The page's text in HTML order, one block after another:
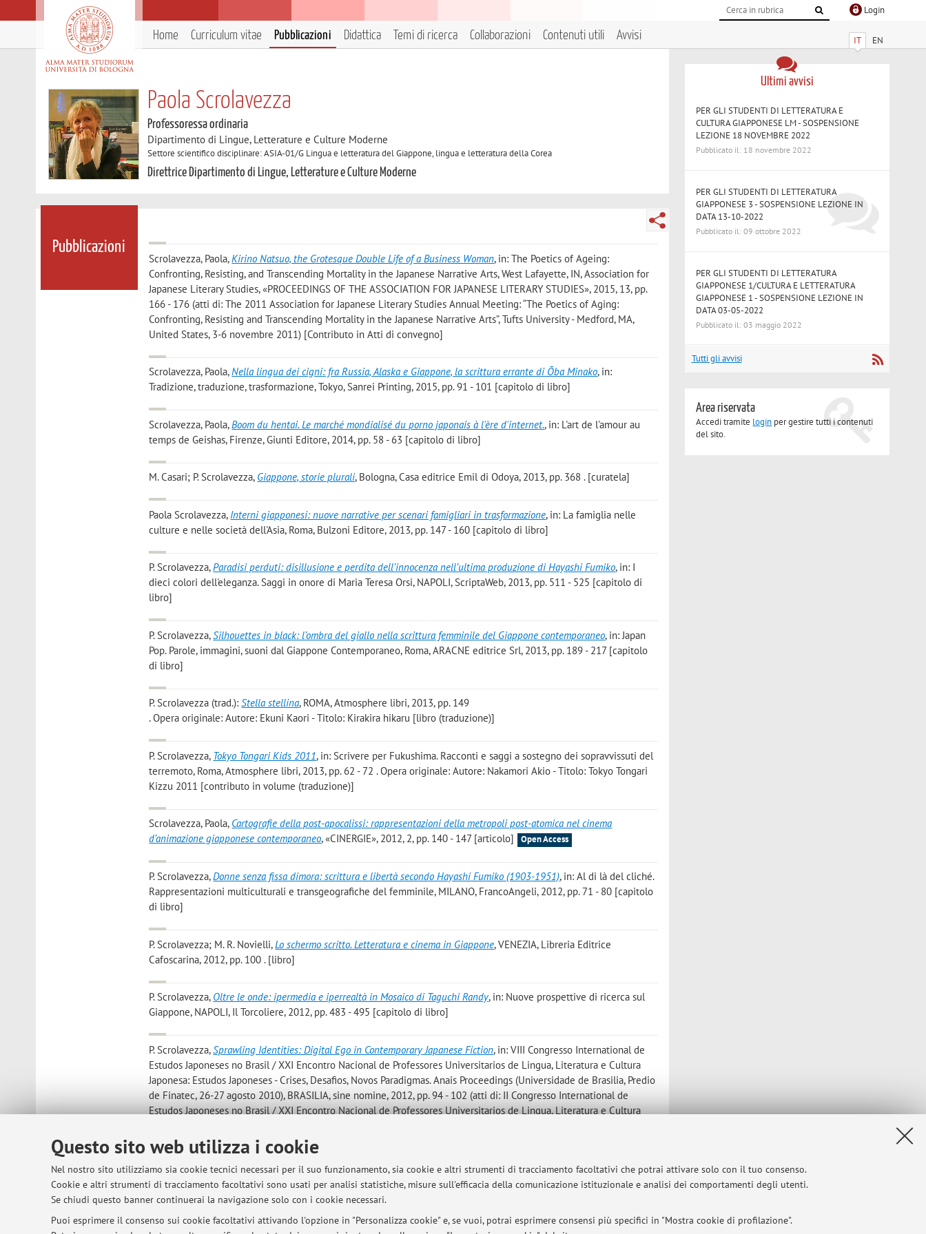
Questo sito web utilizza i cookie
Nel nostro sito utilizziamo sia cookie tecnici necessari per il suo funzionamento, sia cookie e altri strumenti di tracciamento facoltativi che potrai attivare solo con il tuo consenso.
Cookie e altri strumenti di tracciamento facoltativi sono usati per analisi statistiche, misure sull'efficacia della comunicazione istituzionale e analisi dei comportamenti degli utenti.
Se chiudi questo banner continuerai la navigazione solo con i cookie necessari.
Puoi esprimere il consenso sui cookie facoltativi attivando l'opzione in "Personalizza cookie" e, se vuoi, potrai esprimere consensi più specifici in "Mostra cookie di profilazione".
Login
IT EN
Home Curriculum vitae Pubblicazioni Didattica Temi di ricerca Collaborazioni Contenuti utili Avvisi
Paola Scrolavezza
Professoressa ordinaria
Dipartimento di Lingue, Letterature e Culture Moderne
Settore scientifico disciplinare: ASIA-01/G Lingua e letteratura del Giappone, lingua e letteratura della Corea
Direttrice Dipartimento di Lingue, Letterature e Culture Moderne
Pubblicazioni
Scrolavezza, Paola,Kirino Natsuo, the Grotesque Double Life of a Business Woman, in: The Poetics of Ageing:
Confronting, Resisting, and Transcending Mortality in the Japanese Narrative Arts, West Lafayette, IN, Association for
Japanese Literary Studies, «PROCEEDINGS OF THE ASSOCIATION FOR JAPANESE LITERARY STUDIES», 2015, 13, pp.
166 - 176 (atti di: The 2011 Association for Japanese Literary Studies Annual Meeting: “The Poetics of Aging:
Confronting, Resisting and Transcending Mortality in the Japanese Narrative Arts”, Tufts University - Medford, MA,
United States, 3-6 novembre 2011) [Contributo in Atti di convegno]
Scrolavezza, Paola,Nella lingua dei cigni: fra Russia, Alaska e Giappone, la scrittura errante di Ōba Minako, in:
Tradizione, traduzione, trasformazione, Tokyo, Sanrei Printing, 2015, pp. 91 - 101 [capitolo di libro]
Scrolavezza, Paola,Boom du hentai. Le marché mondialisé du porno japonais à l'ère d'internet., in: L'art de l'amour au
temps de Geishas, Firenze, Giunti Editore, 2014, pp. 58 - 63 [capitolo di libro]
M. Casari; P. Scrolavezza, Giappone, storie plurali, Bologna, Casa editrice Emil di Odoya, 2013, pp. 368 . [curatela]
Paola Scrolavezza, Interni giapponesi: nuove narrative per scenari famigliari in trasformazione, in: La famiglia nelle
culture e nelle società dell'Asia, Roma, Bulzoni Editore, 2013, pp. 147 - 160 [capitolo di libro]
P. Scrolavezza,Paradisi perduti: disillusione e perdita dell’innocenza nell’ultima produzione di Hayashi Fumiko, in: I
dieci colori dell'eleganza. Saggi in onore di Maria Teresa Orsi, NAPOLI, ScriptaWeb, 2013, pp. 511 - 525 [capitolo di
libro]
P. Scrolavezza,Silhouettes in black: l’ombra del giallo nella scrittura femminile del Giappone contemporaneo, in: Japan
Pop. Parole, immagini, suoni dal Giappone Contemporaneo, Roma, ARACNE editrice Srl, 2013, pp. 189 - 217 [capitolo
di libro]
P. Scrolavezza (trad.):Stella stellina, ROMA, Atmosphere libri, 2013, pp. 149
. Opera originale: Autore: Ekuni Kaori - Titolo: Kirakira hikaru [libro (traduzione)]
P. Scrolavezza, Tokyo Tongari Kids 2011, in: Scrivere per Fukushima. Racconti e saggi a sostegno dei sopravvissuti del
terremoto, Roma, Atmosphere libri, 2013, pp. 62 - 72 . Opera originale: Autore: Nakamori Akio - Titolo: Tokyo Tongari
Kizzu 2011 [contributo in volume (traduzione)]
Scrolavezza, Paola, Cartografie della post-apocalissi: rappresentazioni della metropoli post-atomica nel cinema
d’animazione giapponese contemporaneo, «CINERGIE», 2012, 2, pp. 140 - 147 [articolo] Open Access
P. Scrolavezza,Donne senza fissa dimora: scrittura e libertà secondo Hayashi Fumiko (1903-1951), in: Al di là del cliché.
Rappresentazioni multiculturali e transgeografiche del femminile, MILANO, FrancoAngeli, 2012, pp. 71 - 80 [capitolo
di libro]
P. Scrolavezza; M. R. Novielli,Lo schermo scritto. Letteratura e cinema in Giappone, VENEZIA, Libreria Editrice
Cafoscarina, 2012, pp. 100 . [libro]
P. Scrolavezza, Oltre le onde: ipermedia e iperrealtà in Mosaico di Taguchi Randy, in: Nuove prospettive di ricerca sul
Giappone, NAPOLI, Il Torcoliere, 2012, pp. 483 - 495 [capitolo di libro]
P. Scrolavezza,Sprawling Identities: Digital Ego in Contemporary Japanese Fiction, in: VIII Congresso International de
Estudos Japoneses no Brasil / XXI Encontro Nacional de Professores Universitarios de Lingua, Literatura e Cultura
Japonesa: Estudos Japoneses - Crises, Desafios, Novos Paradigmas. Anais Proceedings (Universidade de Brasilia, Predio
de Finatec, 26-27 agosto 2010), BRASILIA, sine nomine, 2012, pp. 94 - 102 (atti di: II Congresso International de
Estudos Japoneses no Brasil / XXI Encontro Nacional de Professores Universitarios de Lingua, Literatura e Cultura
Brasilia, Predio de Finatec, 26-27 agosto 2010) [Contributo in Atti di convegno]
P. Scrolavezza (trad.): Hayashi Fumiko, Lampi
, VENEZIA, Marsilio Editori, 2011, pp. 226
. Opera originale: Autore: Hayashi Fumiko - Titolo: "Inazuma" (Lampi) [libro (traduzione)]
Ultimi avvisi
PER GLI STUDENTI DI LETTERATURA E
CULTURA GIAPPONESE LM - SOSPENSIONE
LEZIONE 18 NOVEMBRE 2022
Pubblicato il: 18 novembre 2022
PER GLI STUDENTI DI LETTERATURA
GIAPPONESE 3 - SOSPENSIONE LEZIONE IN
DATA 13-10-2022
Pubblicato il: 09 ottobre 2022
PER GLI STUDENTI DI LETTERATURA
GIAPPONESE 1/CULTURA E LETTERATURA
GIAPPONESE 1 - SOSPENSIONE LEZIONE IN
DATA 03-05-2022
Pubblicato il: 03 maggio 2022
Tutti gli avvisi
Area riservata
Accedi tramite login per gestire tutti i contenuti
del sito.